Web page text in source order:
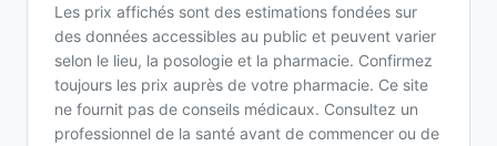
Les prix affichés sont des estimations fondées sur
des données accessibles au public et peuvent varier
selon le lieu, la posologie et la pharmacie. Confirmez
toujours les prix auprès de votre pharmacie. Ce site
ne fournit pas de conseils médicaux. Consultez un
professionnel de la santé avant de commencer ou de